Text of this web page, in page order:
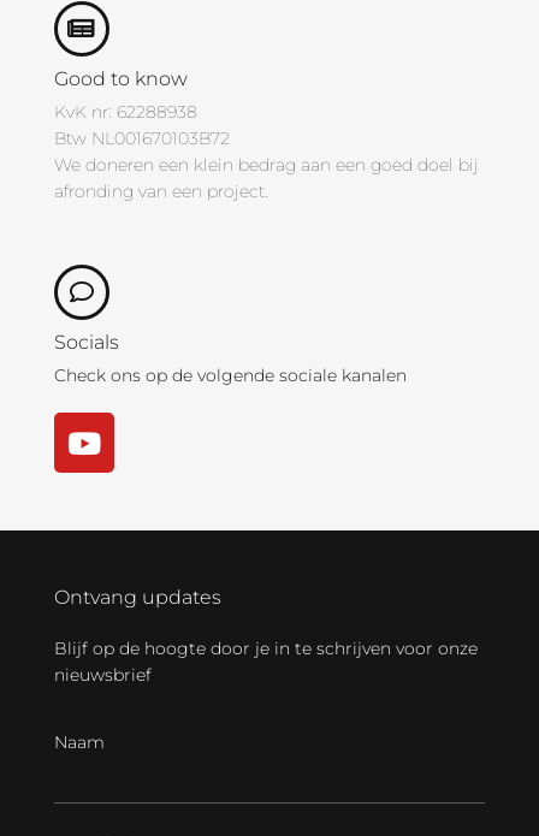
Good to know
KvK nr: 62288938
Btw NL001670103B72
We doneren een klein bedrag aan een goed doel bij
afronding van een project.
Socials
Check ons op de volgende sociale kanalen
Ontvang updates
Blijf op de hoogte door je in te schrijven voor onze
nieuwsbrief
Naam